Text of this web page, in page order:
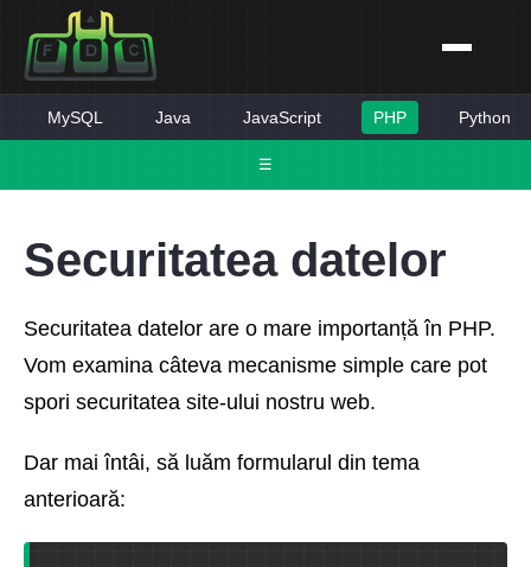
☰
MySQL Java JavaScript PHP Python
Securitatea datelor
Securitatea datelor are o mare importanță în PHP.
Vom examina câteva mecanisme simple care pot
spori securitatea site-ului nostru web.
Dar mai întâi, să luăm formularul din tema
anterioară: